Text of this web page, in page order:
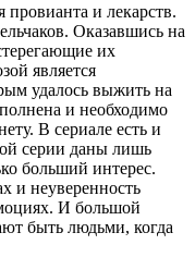
и лекарств.
Оказавшись на
их
является
удалось выжить на
и необходимо
В сериале есть и
серии даны лишь
больший интерес.
и неуверенность
И большой
быть людьми, когда